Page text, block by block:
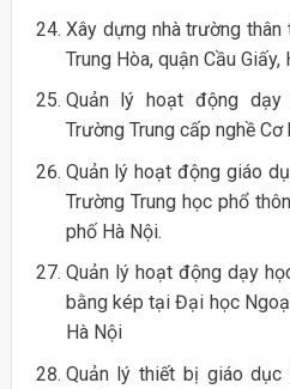
Xây dựng nhà trường
Trung Hòa, quận Cầu Giấy,
Quản lý hoạt động
Trường Trung cấp nghề
Quản lý hoạt động giáo
Trường Trung học phổ
phố Hà Nội.
Quản lý hoạt động dạy
bằng kép tại Đại học
Hà Nội
Quản lý thiết bị giáo dục